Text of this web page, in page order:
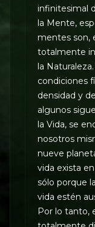
infinitesimal
la Mente,
mentes son,
totalmente
la
condiciones
densidad y
algunos
la Vida, se
nosotros
nueve
vida exista
sólo porque
vida estén
Por lo tanto,